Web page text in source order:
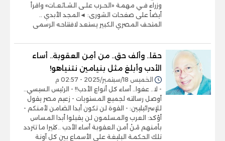
وزراء فـي مهمة «الحـرب علـى الشـائعـات» واقرأ
أيضاً على صفحات الشورى: ◄المجد الأبدي ..
المتحف المصري الكبير يستعد لافتتاحه الرسمى
حقا.. وألف حق.. من أمِن العقوبة.. أساء
الأدب وأبلغ مثل بنيامين نتنياهو!
الخميس 18/سبتمبر/2025 - 02:57 م
- لا.. عفوا.. أساء كل أنواع الأدب!! - الرئيس السيسي..
أوصل رسالته لجميع المستويات - زعيم مصر يقول
للإسرائيليين: - القوة لن تكون أبدا الضامن لأمنكم -
أؤكد: العرب والمسلمون لن يقبلوا أبدا المساس
بأمنهم مَنْ أمن العقوبة أساء الأدب ..كثيرا ما تتردد
تلك الحكمة البليغة على الأسماع بين كل آونة